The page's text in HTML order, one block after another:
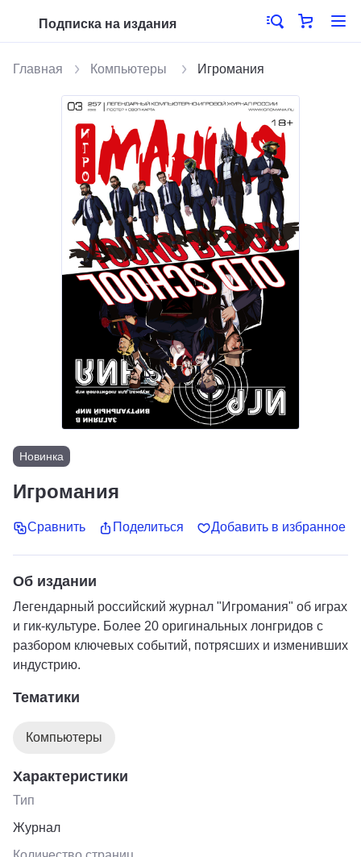
Подписка на издания
Главная Компьютеры Игромания
Новинка
Игромания
Сравнить Поделиться Добавить в избранное
Об издании
Легендарный российский журнал "Игромания" об играх
и гик-культуре. Более 20 оригинальных лонгридов с
разбором ключевых событий, потрясших и изменивших
индустрию.
Тематики
Компьютеры
Характеристики
Тип
Журнал